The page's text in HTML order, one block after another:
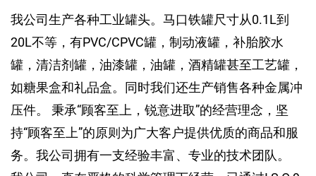
我公司生产各种工业罐头。马口铁罐尺寸从0.1L到
20L不等，有PVC/CPVC罐，制动液罐，补胎胶水
罐，清洁剂罐，油漆罐，油罐，酒精罐甚至工艺罐，
如糖果盒和礼品盒。同时我们还生产销售各种金属冲
压件。 秉承“顾客至上，锐意进取”的经营理念，坚
持“顾客至上”的原则为广大客户提供优质的商品和服
务。我公司拥有一支经验丰富、专业的技术团队。